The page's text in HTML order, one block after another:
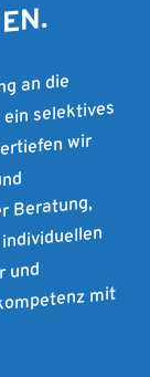
an die
selektives
wir
mit